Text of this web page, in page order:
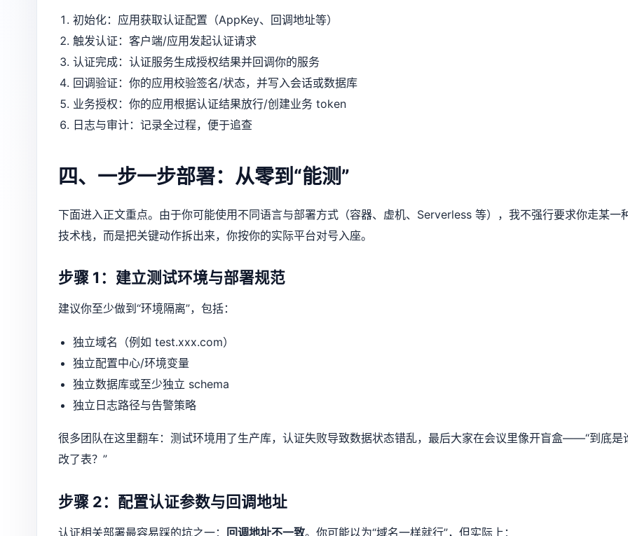
初始化：应用获取认证配置（AppKey、回调地址等）
触发认证：客户端/应用发起认证请求
认证完成：认证服务生成授权结果并回调你的服务
回调验证：你的应用校验签名/状态，并写入会话或数据库
业务授权：你的应用根据认证结果放行/创建业务 token
日志与审计：记录全过程，便于追查
四、一步一步部署：从零到“能测”
下面进入正文重点。由于你可能使用不同语言与部署方式（容器、虚机、Serverless 等），我不强行要求你走某一
技术栈，而是把关键动作拆出来，你按你的实际平台对号入座。
步骤 1：建立测试环境与部署规范
建议你至少做到“环境隔离”，包括：
独立域名（例如 test.xxx.com）
独立配置中心/环境变量
独立数据库或至少独立 schema
独立日志路径与告警策略
很多团队在这里翻车：测试环境用了生产库，认证失败导致数据状态错乱，最后大家在会议里像开盲盒——“到底是
改了表？”
步骤 2：配置认证参数与回调地址
认证相关部署最容易踩的坑之一： 回调地址不一致。你可能以为“域名一样就行”，但实际上：